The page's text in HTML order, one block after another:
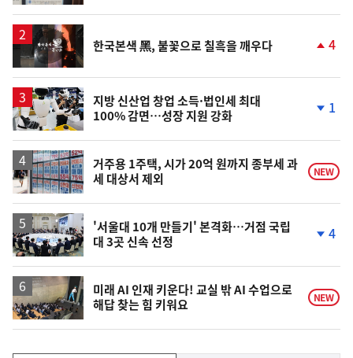
상
영
상
한국본색 黑, 불꽃으로 칠흑을 깨우다
상
4
지방 신산업 창업 소득·법인세 최대
100% 감면…성장 지원 강화
하
락
1
거주용 1주택, 시가 20억 원까지 종부세 과
세 대상서 제외
NEW
'서울대 10개 만들기' 본격화…거점 국립
대 3곳 신속 선정
하
락
4
미래 AI 인재 키운다! 교실 밖 AI 수업으로
해답 찾는 힘 키워요
NEW